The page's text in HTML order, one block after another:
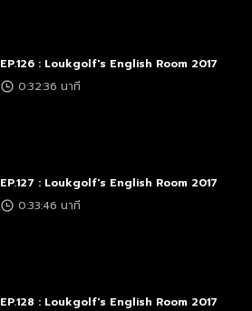
EP.126 : Loukgolf's English Room 2017
0:32:36 นาที
EP.127 : Loukgolf's English Room 2017
0:33:46 นาที
EP.128 : Loukgolf's English Room 2017